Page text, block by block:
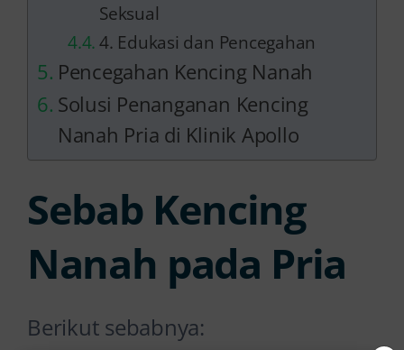
Seksual
4. Edukasi dan Pencegahan
Pencegahan Kencing Nanah
Solusi Penanganan Kencing
Nanah Pria di Klinik Apollo
Sebab Kencing
Nanah pada Pria
Berikut sebabnya: